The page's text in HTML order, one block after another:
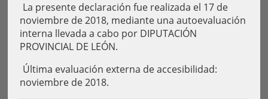
La presente declaración fue realizada el 17 de
noviembre de 2018, mediante una autoevaluación
interna llevada a cabo por DIPUTACIÓN
PROVINCIAL DE LEÓN.
Última evaluación externa de accesibilidad:
noviembre de 2018.